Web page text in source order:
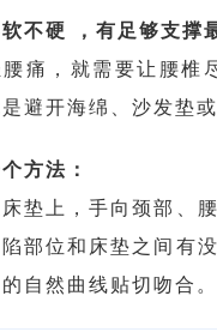
不硬 ，有足够支撑
痛，就需要让腰椎
避开海绵、沙发垫
方法：
垫上，手向颈部、
部位和床垫之间有
自然曲线贴切吻合。